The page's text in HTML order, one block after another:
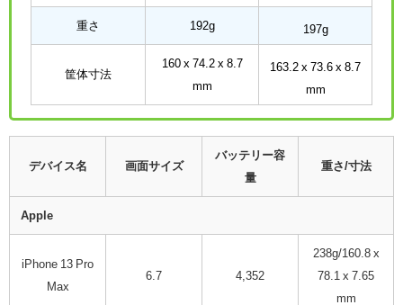
重さ 192g 197g
筐体寸法
160 x 74.2 x 8.7
mm
163.2 x 73.6 x 8.7
mm
デバイス名 画面サイズ
バッテリー容
量
重さ/寸法
Apple
iPhone 13 Pro
Max
6.7 4,352
238g/160.8 x
78.1 x 7.65
mm